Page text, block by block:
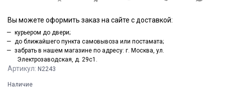
Артикул: N2243
Наличие
Вы можете оформить заказ на сайте с доставкой:
курьером до двери;
до ближайшего пункта самовывоза или постамата;
забрать в нашем магазине по адресу: г. Москва, ул.
Электрозаводская, д. 29с1.